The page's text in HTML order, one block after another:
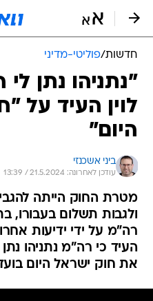
חדשות/פוליטי-מדיני
"נתניהו נתן
לוין העיד על
היום"
ביני אשכנזי
עודכן לאחרונה: 21.5.2024 / 13:39
מטרת החוק הייתה
ולגבות תשלום בעבורו,
רה"מ על ידי ידיעות
העיד כי רה"מ נתניהו
את חוק ישראל היום